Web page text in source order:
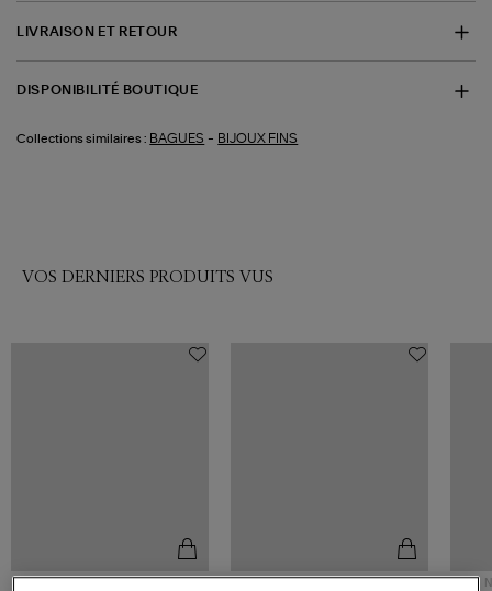
LIVRAISON ET RETOUR
DISPONIBILITÉ BOUTIQUE
Collections similaires : BAGUES - BIJOUX FINS
VOS DERNIERS PRODUITS VUS